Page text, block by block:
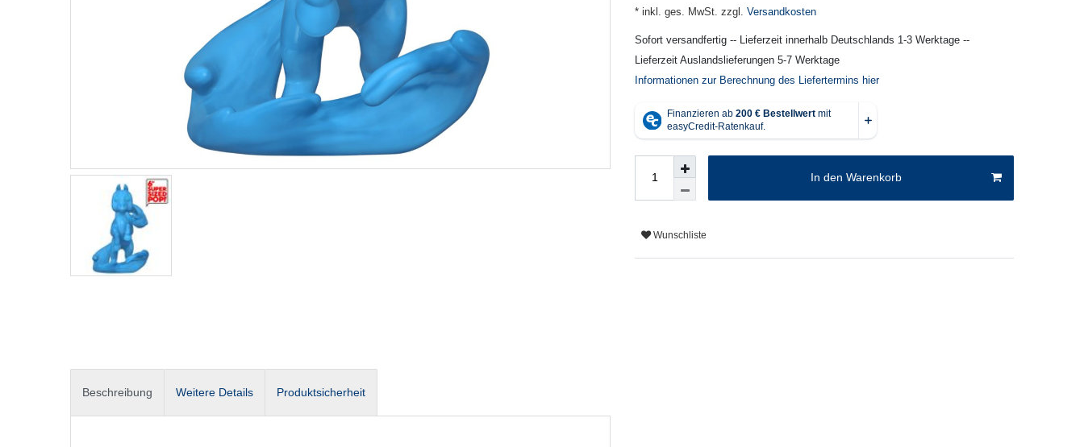
* inkl. ges. MwSt. zzgl. Versandkosten
Sofort versandfertig -- Lieferzeit innerhalb Deutschlands 1-3 Werktage --
Lieferzeit Auslandslieferungen 5-7 Werktage
Informationen zur Berechnung des Liefertermins hier
In den Warenkorb
Wunschliste
Beschreibung Weitere Details Produktsicherheit